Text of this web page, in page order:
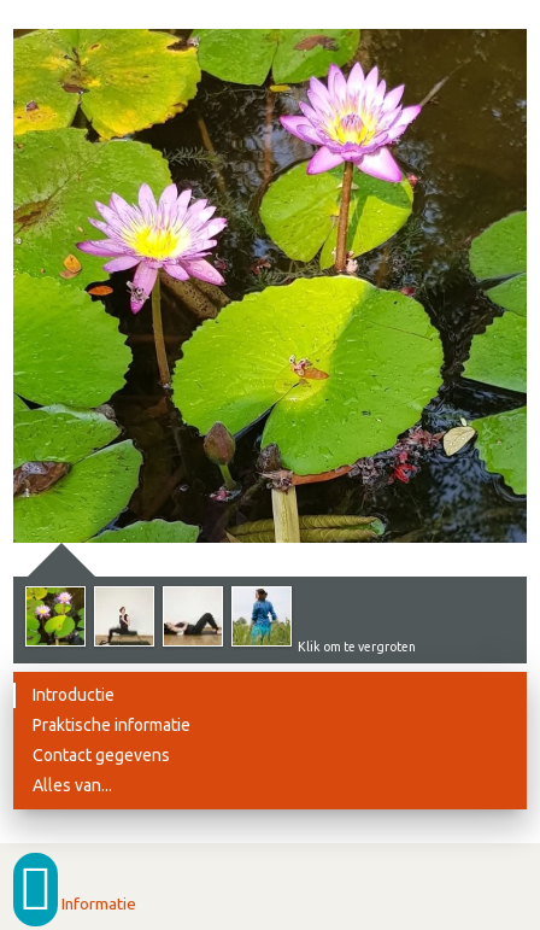
Klik om te vergroten
Introductie
Praktische informatie
Contact gegevens
Alles van...
Informatie